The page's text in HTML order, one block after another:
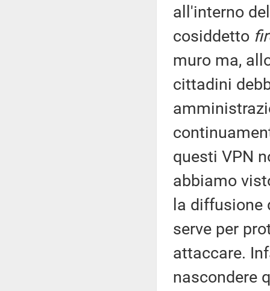
all'interno
cosiddetto
muro ma,
cittadini
questi VPN
abbiamo
la diffusione
serve per
attaccare.
nascondere